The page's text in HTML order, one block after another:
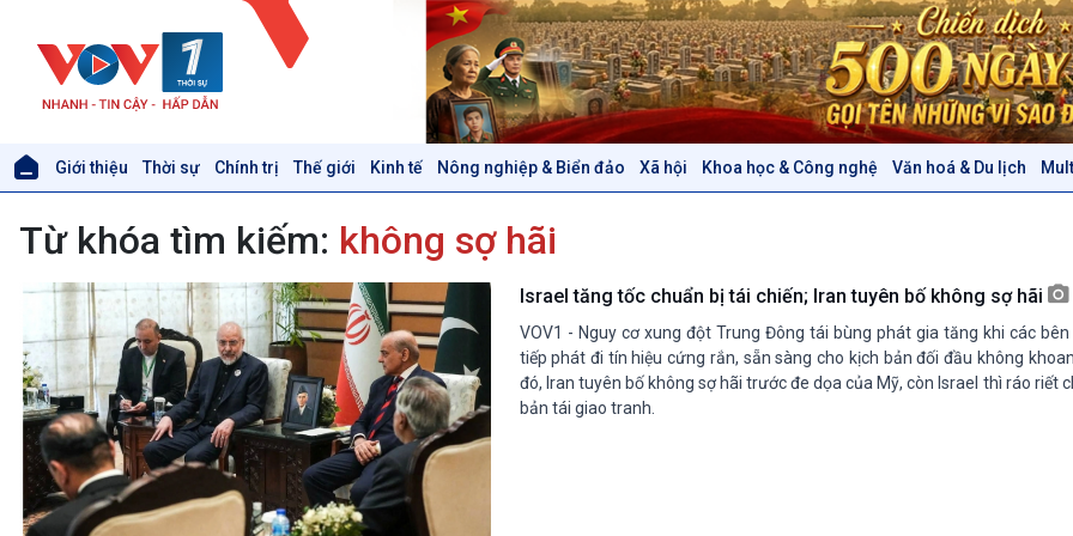
Giới thiệu Thời sự Chính trị Thế giới Kinh tế Nông nghiệp & Biển đảo Xã hội Khoa học & Công nghệ Văn hoá & Du lịch
Thời sự 6h
Thời sự 18h
Thời sự 21h30
Bản tin
Chuyên mục
Theo dòng Thời sự
Quốc hội với cử tri
Xây dựng đảng
Đảng trong cuộc sống
Nhận diện sự thật
Pháp luật và đời sống
Hồ sơ sự kiện quốc tế
Thế giới & Việt Nam
Biên cương - Một dải vững
bền
Xã hội
Tin Đời sống & Xã hội
Khoa học & Công nghệ
Tin Khoa học & Công nghệ
Từ khóa tìm kiếm: không sợ hãi
Israel tăng tốc chuẩn bị tái chiến; Iran tuyên bố không sợ hãi
VOV1 - Nguy cơ xung đột Trung Đông tái bùng phát gia tăng khi các
tiếp phát đi tín hiệu cứng rắn, sẵn sàng cho kịch bản đối đầu không
đó, Iran tuyên bố không sợ hãi trước đe dọa của Mỹ, còn Israel thì ráo riết
bản tái giao tranh.